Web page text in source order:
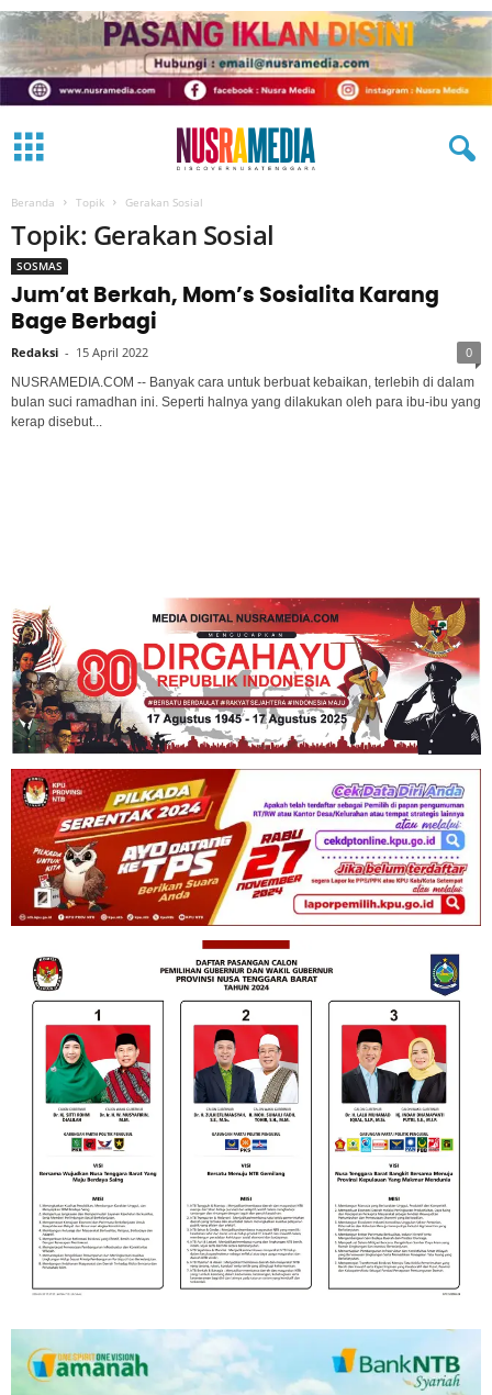
Beranda Topik Gerakan Sosial
Topik: Gerakan Sosial
SOSMAS
Jum’at Berkah, Mom’s Sosialita Karang
Bage Berbagi
Redaksi - 15 April 2022 0
NUSRAMEDIA.COM -- Banyak cara untuk berbuat kebaikan, terlebih di dalam
bulan suci ramadhan ini. Seperti halnya yang dilakukan oleh para ibu-ibu yang
kerap disebut...